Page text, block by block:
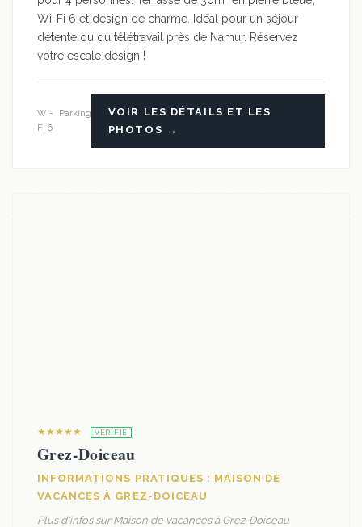
Wi-Fi 6 et design de charme. Idéal pour un séjour
détente ou du télétravail près de Namur. Réservez
votre escale design !
Wi-
Fi 6
Parking
VOIR LES DÉTAILS ET LES
PHOTOS →
★★★★★ VÉRIFIÉ
Grez-Doiceau
INFORMATIONS PRATIQUES : MAISON DE
VACANCES À GREZ-DOICEAU
Plus d'infos sur Maison de vacances à Grez-Doiceau